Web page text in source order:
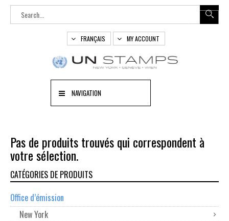
FRANÇAIS MY ACCOUNT
NAVIGATION
Pas de produits trouvés qui correspondent à
votre sélection.
CATÉGORIES DE PRODUITS
Office d’émission
New York